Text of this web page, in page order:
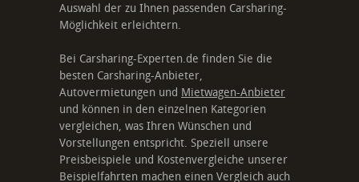
Auswahl der zu Ihnen passenden Carsharing-
Möglichkeit erleichtern.
Bei Carsharing-Experten.de finden Sie die
besten Carsharing-Anbieter,
Autovermietungen und Mietwagen-Anbieter
und können in den einzelnen Kategorien
vergleichen, was Ihren Wünschen und
Vorstellungen entspricht. Speziell unsere
Preisbeispiele und Kostenvergleiche unserer
Beispielfahrten machen einen Vergleich auch